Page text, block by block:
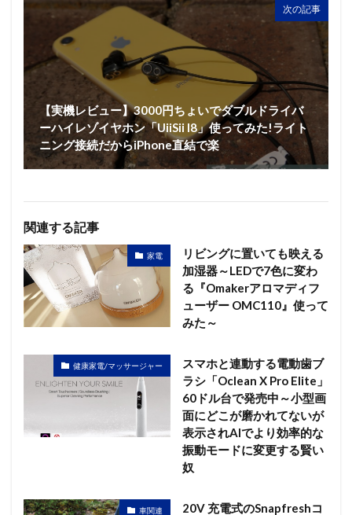
次の記事
【実機レビュー】3000円ちょいでダブルドライバ
ーハイレゾイヤホン「UiiSii I8」使ってみた!ライト
ニング接続だからiPhone直結で楽
関連する記事
家電
リビングに置いても映える
加湿器～LEDで7色に変わ
る『Omakerアロマディフ
ューザー OMC110』使って
みた～
健康家電/マッサージャー
スマホと連動する電動歯ブ
ラシ「Oclean X Pro Elite」
60ドル台で発売中～小型画
面にどこが磨かれてないが
表示されAIでより効率的な
振動モードに変更する賢い
奴
車関連 20V 充電式のSnapfreshコ